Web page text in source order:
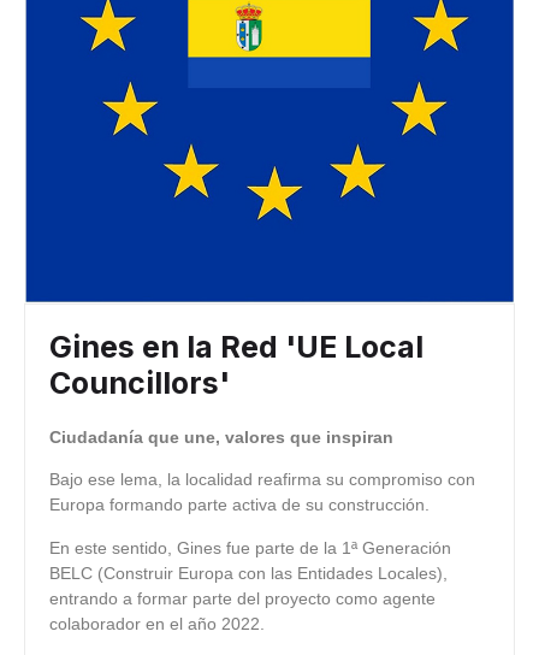
Gines en la Red 'UE Local
Councillors'
Ciudadanía que une, valores que inspiran
Bajo ese lema, la localidad reafirma su compromiso con
Europa formando parte activa de su construcción.
En este sentido, Gines fue parte de la 1ª Generación
BELC (Construir Europa con las Entidades Locales),
entrando a formar parte del proyecto como agente
colaborador en el año 2022.